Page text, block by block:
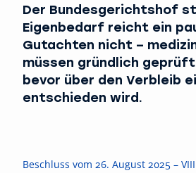
Der Bundesgerichtshof
Eigenbedarf reicht ein
Gutachten nicht –
müssen gründlich
bevor über den Verbleib
entschieden wird.
Beschluss vom 26. August 2025 –